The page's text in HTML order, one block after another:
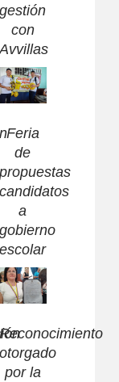
gestión
con
Avvillas
Feria
de
propuestas
candidatos
a
gobierno
escolar
otorgado
por la